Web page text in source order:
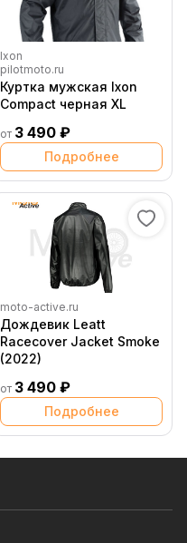
Ixon
pilotmoto.ru
Куртка мужская Ixon
Compact черная XL
от 3 490 ₽
Подробнее
moto-active.ru
Дождевик Leatt
Racecover Jacket Smoke
(2022)
от 3 490 ₽
Подробнее